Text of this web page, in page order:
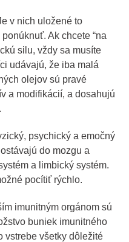
v nich uložené to
Ak chcete “na
silu, vždy sa musíte
udávajú, že iba malá
olejov sú pravé
a modifikácií, a dosahujú
psychický a emočný
do mozgu a
a limbický systém.
pocítiť rýchlo.
imunitným orgánom sú
buniek imunitného
vstrebe všetky dôležité